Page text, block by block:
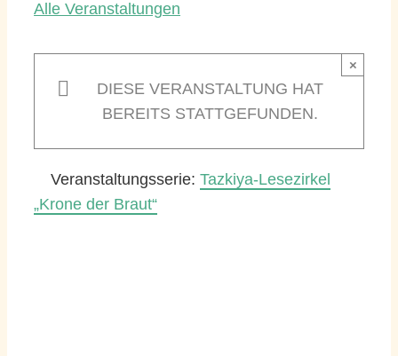
Alle Veranstaltungen
DIESE VERANSTALTUNG HAT
BEREITS STATTGEFUNDEN.
×
Veranstaltungsserie: Tazkiya-Lesezirkel
„Krone der Braut“